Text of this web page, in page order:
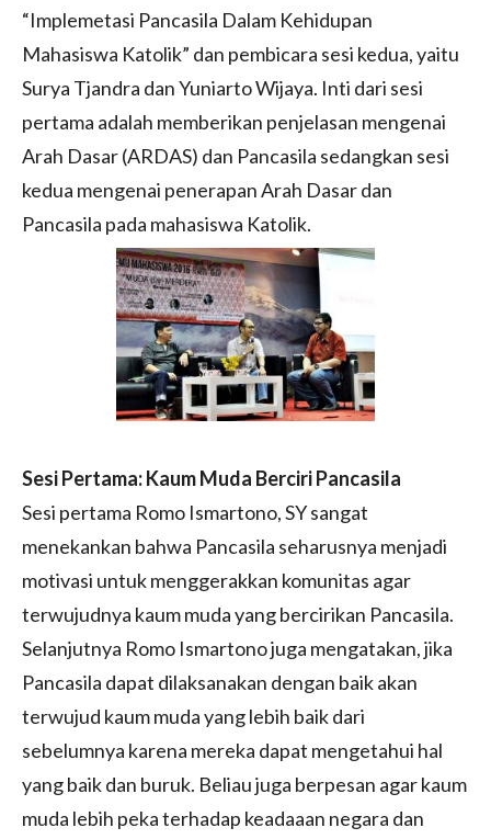
“Implemetasi Pancasila Dalam Kehidupan
Mahasiswa Katolik” dan pembicara sesi kedua, yaitu
Surya Tjandra dan Yuniarto Wijaya. Inti dari sesi
pertama adalah memberikan penjelasan mengenai
Arah Dasar (ARDAS) dan Pancasila sedangkan sesi
kedua mengenai penerapan Arah Dasar dan
Pancasila pada mahasiswa Katolik.
Sesi Pertama: Kaum Muda Berciri Pancasila
Sesi pertama Romo Ismartono, SY sangat
menekankan bahwa Pancasila seharusnya menjadi
motivasi untuk menggerakkan komunitas agar
terwujudnya kaum muda yang bercirikan Pancasila.
Selanjutnya Romo Ismartono juga mengatakan, jika
Pancasila dapat dilaksanakan dengan baik akan
terwujud kaum muda yang lebih baik dari
sebelumnya karena mereka dapat mengetahui hal
yang baik dan buruk. Beliau juga berpesan agar kaum
muda lebih peka terhadap keadaaan negara dan